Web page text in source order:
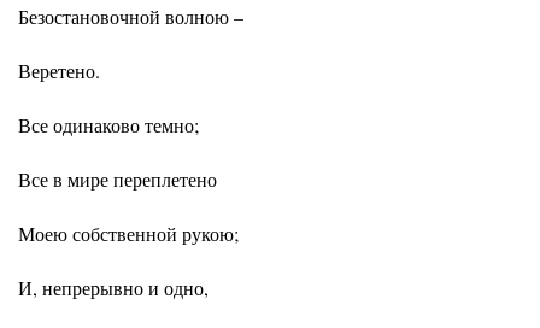
Безостановочной волною –
Веретено.
Все одинаково темно;
Все в мире переплетено
Моею собственной рукою;
И, непрерывно и одно,